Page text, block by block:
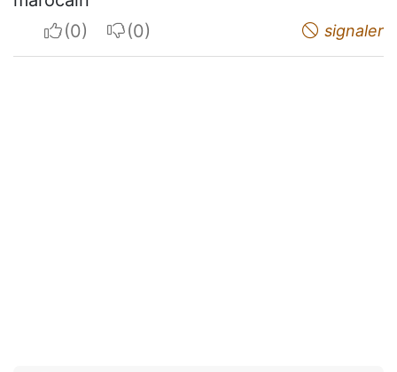
I apreciateI do not appreciate signaler